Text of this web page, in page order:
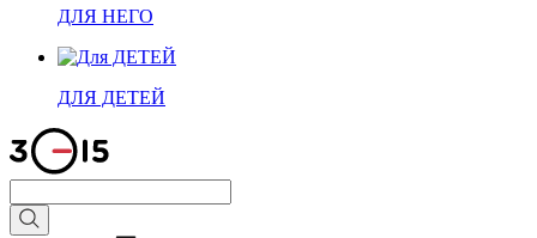
ДЛЯ НЕГО
ДЛЯ ДЕТЕЙ